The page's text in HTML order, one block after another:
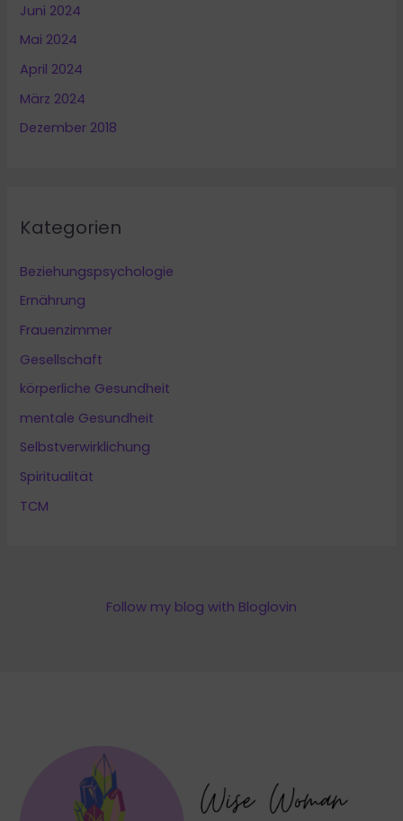
Juni 2024
Mai 2024
April 2024
März 2024
Dezember 2018
Kategorien
Beziehungspsychologie
Ernährung
Frauenzimmer
Gesellschaft
körperliche Gesundheit
mentale Gesundheit
Selbstverwirklichung
Spiritualität
TCM
Follow my blog with Bloglovin